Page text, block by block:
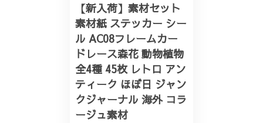
【新入荷】素材セット
素材紙 ステッカー シー
ル AC08フレームカー
ドレース森花 動物植物
全4種 45枚 レトロ アン
ティーク ほぼ日 ジャン
クジャーナル 海外 コラ
ージュ素材